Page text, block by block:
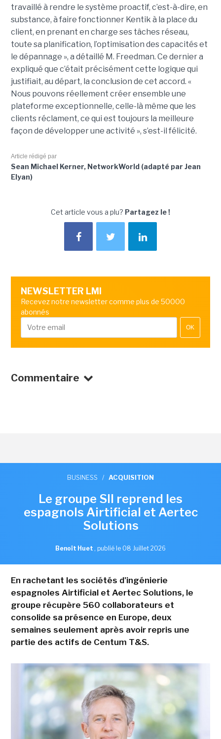
travaillé à rendre le système proactif, c’est-à-dire, en
substance, à faire fonctionner Kentik à la place du
client, en prenant en charge ses tâches réseau,
toute sa planification, l’optimisation des capacités et
le dépannage », a détaillé M. Freedman. Ce dernier a
expliqué que c’était précisément cette logique qui
justifiait, au départ, la conclusion de cet accord. «
Nous pouvons réellement créer ensemble une
plateforme exceptionnelle, celle-là même que les
clients réclament, ce qui est toujours la meilleure
façon de développer une activité », s’est-il félicité.
Article rédigé par
Sean Michael Kerner, NetworkWorld (adapté par Jean
Elyan)
Cet article vous a plu? Partagez le !
NEWSLETTER LMI
Recevez notre newsletter comme plus de 50000
abonnés
OK
Commentaire
BUSINESS / ACQUISITION
Le groupe SII reprend les
espagnols Airtificial et Aertec
Solutions
Benoît Huet , publié le 08 Juillet 2026
En rachetant les sociétés d'ingénierie
espagnoles Airtificial et Aertec Solutions, le
groupe récupère 560 collaborateurs et
consolide sa présence en Europe, deux
semaines seulement après avoir repris une
partie des actifs de Centum T&S.